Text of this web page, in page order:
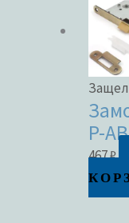
P-AB
467₽